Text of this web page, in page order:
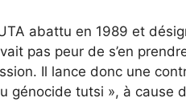
abattu en 1989 et
pas peur de s’en
Il lance donc une
génocide tutsi », à cause